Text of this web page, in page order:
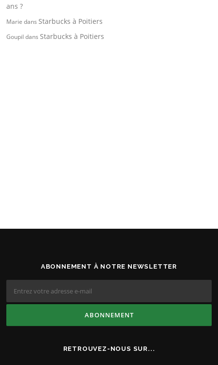
ans ?
Marie dans Starbucks à Poitiers
Goupil dans Starbucks à Poitiers
ABONNEMENT À NOTRE NEWSLETTER
RETROUVEZ-NOUS SUR...